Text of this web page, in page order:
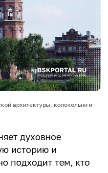
архитектуры, колокольни и
духовное
историю и
подходит тем, кто